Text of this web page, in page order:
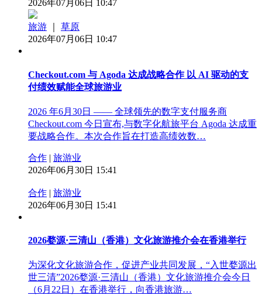
2026年07月06日 10:47
旅游
草原
2026年07月06日 10:47
Checkout.com 与 Agoda 达成战略合作 以 AI 驱动的支
付绩效赋能全球旅游业
2026 年6月30日 —— 全球领先的数字支付服务商
Checkout.com 今日宣布,与数字化航旅平台 Agoda 达成重
要战略合作。本次合作旨在打造高绩效数…
合作 | 旅游业
2026年06月30日 15:41
合作 | 旅游业
2026年06月30日 15:41
2026婺源·三清山（香港）文化旅游推介会在香港举行
为深化文化旅游合作，促进产业共同发展，“入世婺源出
世三清”2026婺源·三清山（香港）文化旅游推介会今日
（6月22日）在香港举行，向香港旅游…